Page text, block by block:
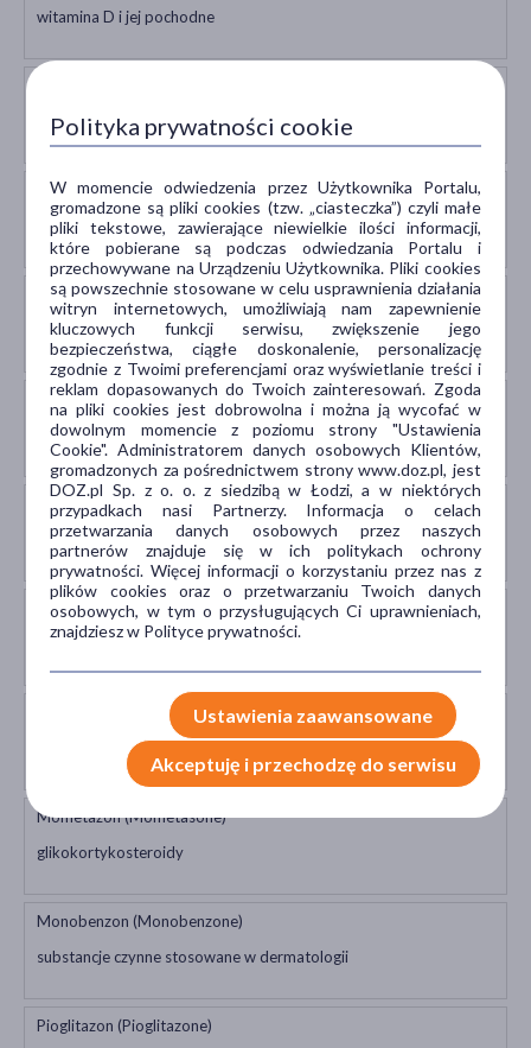
witamina D i jej pochodne
glikokortykosteroidy
Fenylobutazon (Phenylbutazone)
NLPZ hamujące nieswoiście COX-1 i COX-2 oraz paracetamol
Fludrokortyzon (Fludrocortisone)
mineralokortykosteroidy
Flumetazon (Flumethasone)
glikokortykosteroidy
Flutikazon (Fluticasone)
glikokortykosteroidy
Hydrokortyzon (Hydrocortisone)
glikokortykosteroidy
Izoniazyd (Isoniazid)
substancje stosowane w leczeniu gruźlicy
Mometazon (Mometasone)
glikokortykosteroidy
Monobenzon (Monobenzone)
substancje czynne stosowane w dermatologii
Pioglitazon (Pioglitazone)
Polityka prywatności cookie
W momencie odwiedzenia przez Użytkownika Portalu,
gromadzone są pliki cookies (tzw. „ciasteczka”) czyli małe
pliki tekstowe, zawierające niewielkie ilości informacji,
które pobierane są podczas odwiedzania Portalu i
przechowywane na Urządzeniu Użytkownika. Pliki cookies
są powszechnie stosowane w celu usprawnienia działania
witryn internetowych, umożliwiają nam zapewnienie
kluczowych funkcji serwisu, zwiększenie jego
bezpieczeństwa, ciągłe doskonalenie, personalizację
zgodnie z Twoimi preferencjami oraz wyświetlanie treści i
reklam dopasowanych do Twoich zainteresowań. Zgoda
na pliki cookies jest dobrowolna i można ją wycofać w
dowolnym momencie z poziomu strony "Ustawienia
Cookie". Administratorem danych osobowych Klientów,
gromadzonych za pośrednictwem strony www.doz.pl, jest
DOZ.pl Sp. z o. o. z siedzibą w Łodzi, a w niektórych
przypadkach nasi Partnerzy. Informacja o celach
przetwarzania danych osobowych przez naszych
partnerów znajduje się w ich politykach ochrony
prywatności. Więcej informacji o korzystaniu przez nas z
plików cookies oraz o przetwarzaniu Twoich danych
osobowych, w tym o przysługujących Ci uprawnieniach,
znajdziesz w Polityce prywatności.
Ustawienia zaawansowane
Akceptuję i przechodzę do serwisu